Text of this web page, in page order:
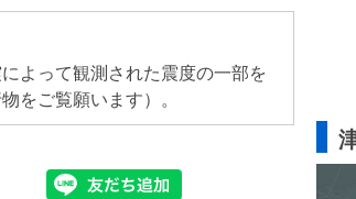
よって観測された震度の一部を
をご覧願います）。